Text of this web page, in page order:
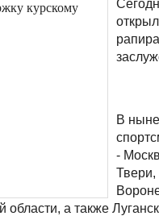
В
-
Твери,
области, а также